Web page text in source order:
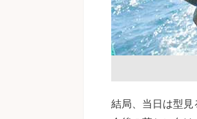
結局、当日は型見